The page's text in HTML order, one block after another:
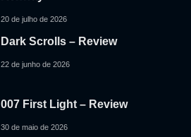
20 de julho de 2026
Dark Scrolls – Review
22 de junho de 2026
007 First Light – Review
30 de maio de 2026